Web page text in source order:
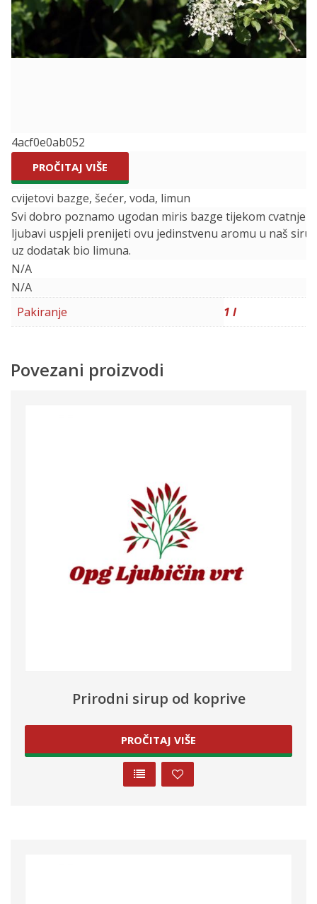
4acf0e0ab052
PROČITAJ VIŠE
cvijetovi bazge, šećer, voda, limun
Svi dobro poznamo ugodan miris bazge tijekom cvatnje ,
ljubavi uspjeli prenijeti ovu jedinstvenu aromu u naš
uz dodatak bio limuna.
N/A
N/A
Pakiranje
1 l
Povezani proizvodi
Prirodni sirup od koprive
PROČITAJ VIŠE